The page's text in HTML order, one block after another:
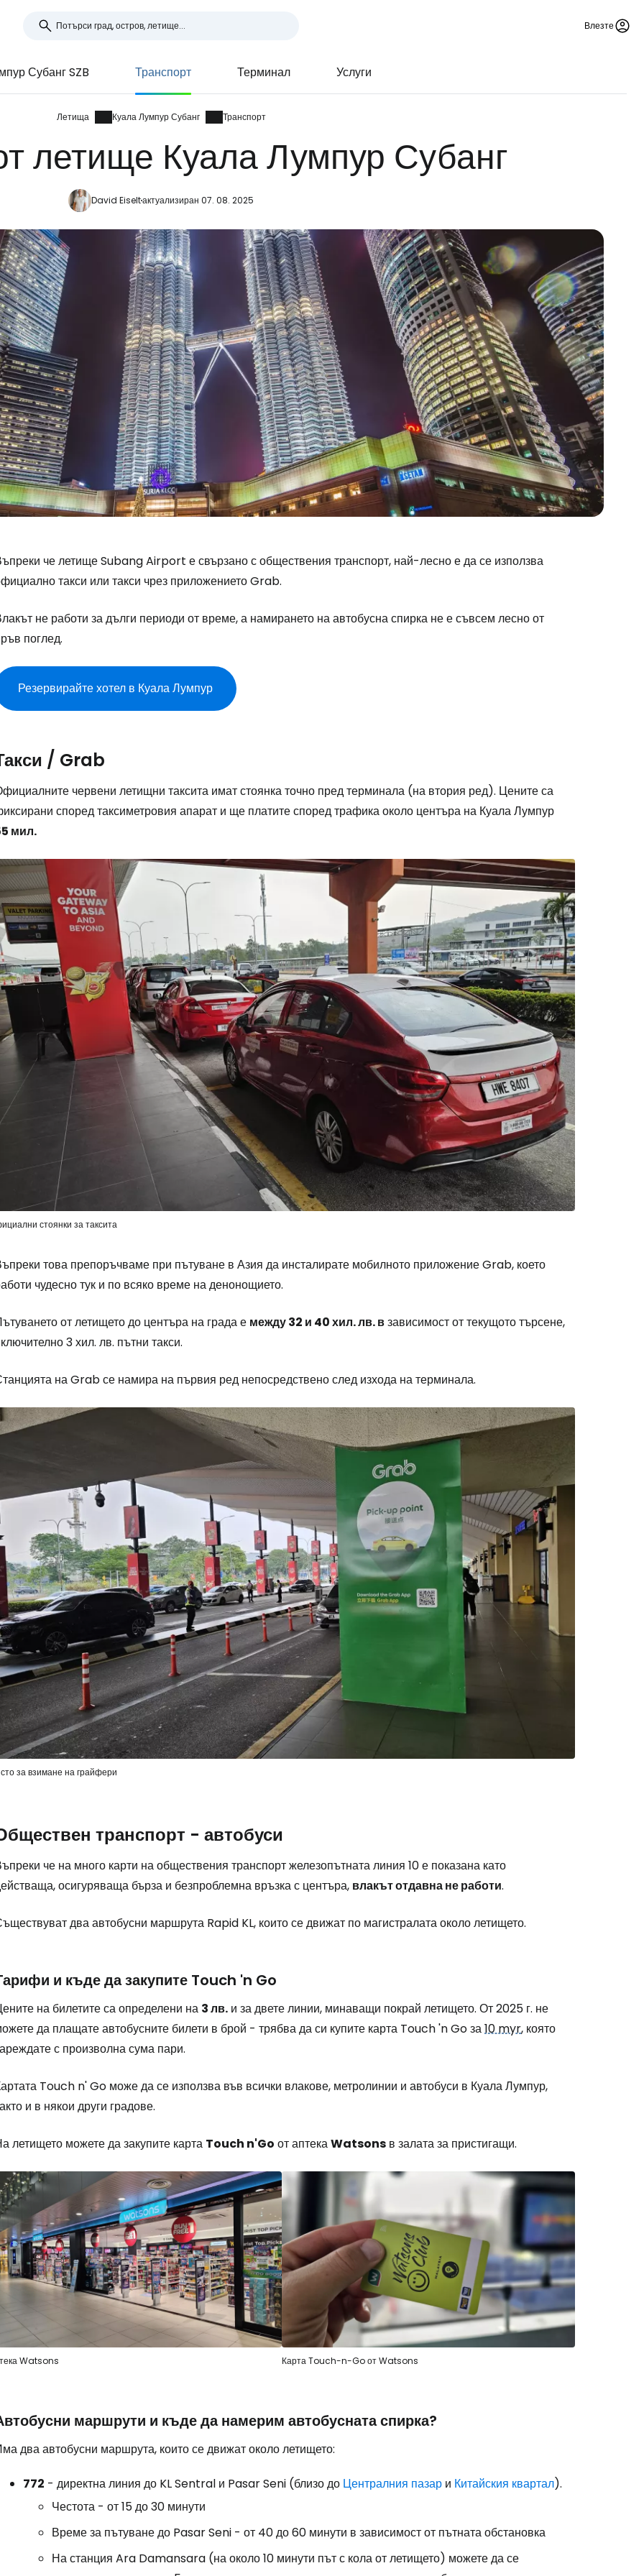
Влезте
Субанг SZB Транспорт Терминал Услуги
Летища Куала Лумпур Субанг Транспорт
летище Куала Лумпур Субанг
David Eiseltактуализиран 07. 08. 2025
че летище Subang Airport е свързано с обществения транспорт, най-лесно е да се използва
такси или такси чрез приложението Grab.
не работи за дълги периоди от време, а намирането на автобусна спирка не е съвсем лесно от
поглед.
Резервирайте хотел в Куала Лумпур
/ Grab
червени летищни таксита имат стоянка точно пред терминала (на втория ред). Цените са
според таксиметровия апарат и ще платите според трафика около центъра на Куала Лумпур
мил.
стоянки за таксита
това препоръчваме при пътуване в Азия да инсталирате мобилното приложение Grab, което
чудесно тук и по всяко време на денонощието.
от летището до центъра на града е между 32 и 40 хил. лв. взависимост от текущото търсене,
3 хил. лв. пътни такси.
на Grab се намира на първия ред непосредствено след изхода на терминала.
за взимане на грайфери
транспорт - автобуси
че на много карти на обществения транспорт железопътната линия 10 е показана като
осигуряваща бърза и безпроблемна връзка с центъра, влакът отдавна не работи.
два автобусни маршрута Rapid KL, които се движат по магистралата около летището.
и къде да закупите Touch 'n Go
на билетите са определени на 3 лв. и за двете линии, минаващи покрай летището. От 2025 г. не
да плащате автобусните билети в брой - трябва да си купите карта Touch 'n Go за10 myr, която
с произволна сума пари.
Touch n' Go може да се използва във всички влакове, метролинии и автобуси в Куала Лумпур,
и в някои други градове.
летището можете да закупите карта Touch n'Go от аптекаWatsons в залата за пристигащи.
Watsons Карта Touch-n-Go от Watsons
маршрути и къде да намерим автобусната спирка?
два автобусни маршрута, които се движат около летището:
772 - директна линия до KL Sentral и Pasar Seni (близо до Централния пазар и Китайския квартал).
Честота - от 15 до 30 минути
Време за пътуване до Pasar Seni - от 40 до 60 минути в зависимост от пътната обстановка
На станция Ara Damansara (на около 10 минути път с кола от летището) можете да се
Влезте в Cestee
Продължете с Google
Продължете с Facebook
Продължете с имейл